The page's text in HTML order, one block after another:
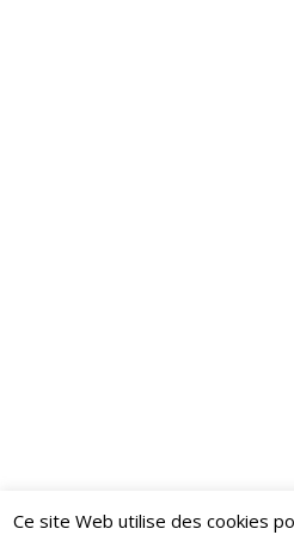
Ce site Web utilise des cookies